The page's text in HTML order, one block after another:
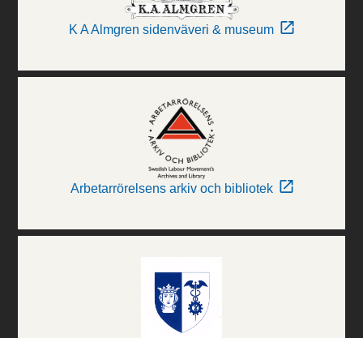
K A Almgren sidenväveri & museum
Arbetarrörelsens arkiv och bibliotek